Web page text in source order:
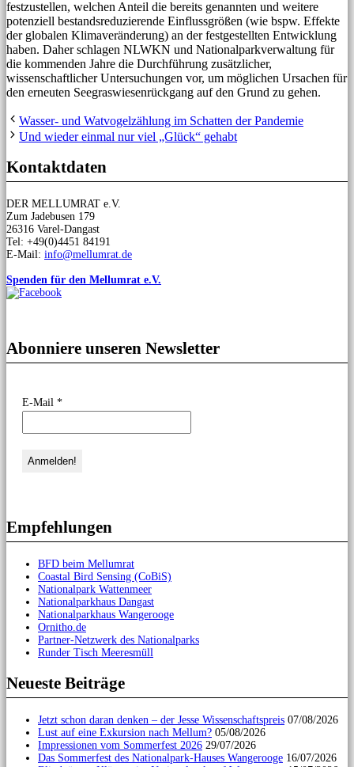
festzustellen, welchen Anteil die bereits genannten und weitere
potenziell bestandsreduzierende Einflussgrößen (wie bspw. Effekte
der globalen Klimaveränderung) an der festgestellten Entwicklung
haben. Daher schlagen NLWKN und Nationalparkverwaltung für
die kommenden Jahre die Durchführung zusätzlicher,
wissenschaftlicher Untersuchungen vor, um möglichen Ursachen für
den erneuten Seegraswiesenrückgang auf den Grund zu gehen.
Wasser- und Watvogelzählung im Schatten der Pandemie
Und wieder einmal nur viel „Glück“ gehabt
Kontaktdaten
DER MELLUMRAT e.V.
Zum Jadebusen 179
26316 Varel-Dangast
Tel: +49(0)4451 84191
E-Mail: info@mellumrat.de
Spenden für den Mellumrat e.V.
Abonniere unseren Newsletter
E-Mail *
Empfehlungen
BFD beim Mellumrat
Coastal Bird Sensing (CoBiS)
Nationalpark Wattenmeer
Nationalparkhaus Dangast
Nationalparkhaus Wangerooge
Ornitho.de
Partner-Netzwerk des Nationalparks
Runder Tisch Meeresmüll
Neueste Beiträge
Jetzt schon daran denken – der Jesse Wissenschaftspreis 07/08/2026
Lust auf eine Exkursion nach Mellum? 05/08/2026
Impressionen vom Sommerfest 2026 29/07/2026
Das Sommerfest des Nationalpark-Hauses Wangerooge 16/07/2026